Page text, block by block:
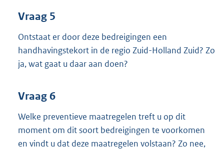
Vraag 5
Ontstaat er door deze bedreigingen een
handhavingstekort in de regio Zuid-Holland Zuid? Zo
ja, wat gaat u daar aan doen?
Vraag 6
Welke preventieve maatregelen treft u op dit
moment om dit soort bedreigingen te voorkomen
en vindt u dat deze maatregelen volstaan? Zo nee,